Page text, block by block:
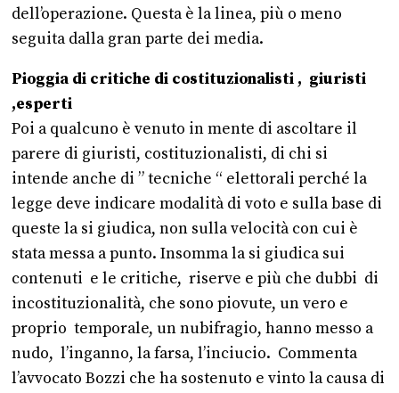
dell’operazione. Questa è la linea, più o meno
seguita dalla gran parte dei media.
Pioggia di critiche di costituzionalisti , giuristi
,esperti
Poi a qualcuno è venuto in mente di ascoltare il
parere di giuristi, costituzionalisti, di chi si
intende anche di ” tecniche “ elettorali perché la
legge deve indicare modalità di voto e sulla base di
queste la si giudica, non sulla velocità con cui è
stata messa a punto. Insomma la si giudica sui
contenuti e le critiche, riserve e più che dubbi di
incostituzionalità, che sono piovute, un vero e
proprio temporale, un nubifragio, hanno messo a
nudo, l’inganno, la farsa, l’inciucio. Commenta
l’avvocato Bozzi che ha sostenuto e vinto la causa di